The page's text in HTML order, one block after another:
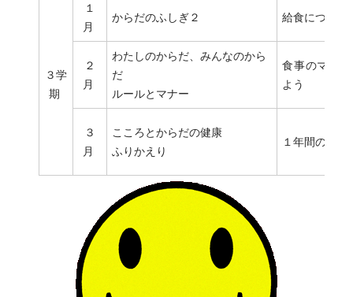
３学
期
１
月
からだのふしぎ２ 給食につい
２
月
わたしのからだ、みんなのから
だ
ルールとマナー
食事のマナ
よう
３
月
こころとからだの健康
ふりかえり
１年間の給